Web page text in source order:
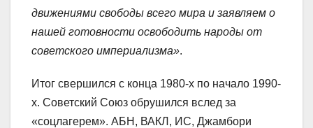
движениями свободы всего мира и заявляем о
нашей готовности освободить народы от
советского империализма».
Итог свершился с конца 1980-х по начало 1990-
х. Советский Союз обрушился вслед за
«соцлагерем». АБН, ВАКЛ, ИС, Джамбори